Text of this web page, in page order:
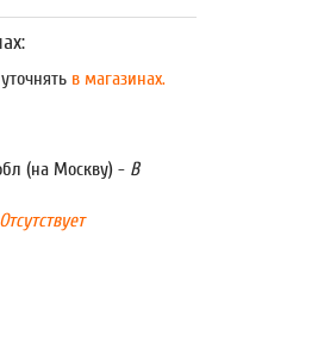
в магазинах.
(на Москву) - В
Отсутствует